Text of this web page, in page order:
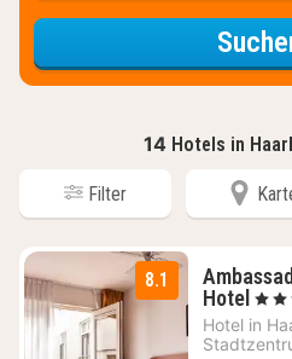
14 Hotels in
Filter
8.1
Hotel 1
ab
, 3
Hotel in